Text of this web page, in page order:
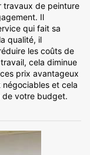
travaux de peinture
Il
qui fait sa
qualité, il
les coûts de
cela diminue
prix avantageux
et cela
de votre budget.